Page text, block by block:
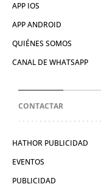
APP IOS
APP ANDROID
QUIÉNES SOMOS
CANAL DE WHATSAPP
CONTACTAR
HATHOR PUBLICIDAD
EVENTOS
PUBLICIDAD